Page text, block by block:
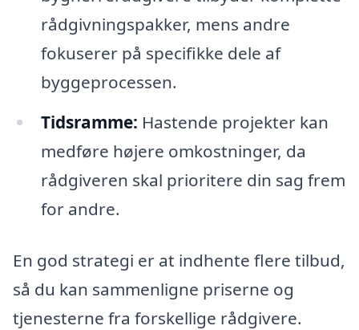
rådgivningspakker, mens andre
fokuserer på specifikke dele af
byggeprocessen.
Tidsramme: Hastende projekter kan
medføre højere omkostninger, da
rådgiveren skal prioritere din sag frem
for andre.
En god strategi er at indhente flere tilbud,
så du kan sammenligne priserne og
tjenesterne fra forskellige rådgivere.